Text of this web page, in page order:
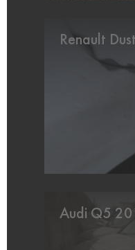
Renault
Audi Q5